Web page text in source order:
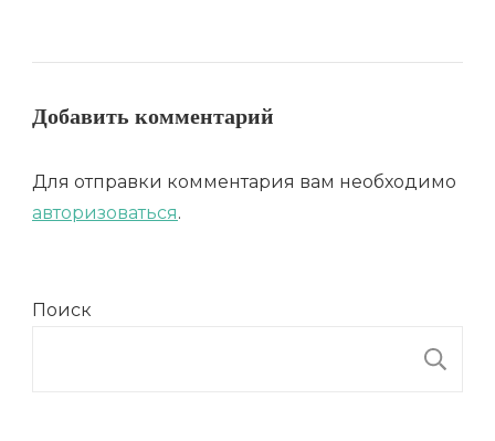
Добавить комментарий
Для отправки комментария вам необходимо
авторизоваться.
Поиск